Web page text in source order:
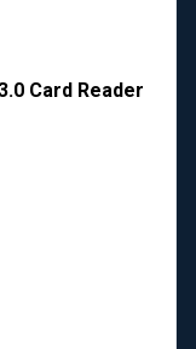
Card Reader